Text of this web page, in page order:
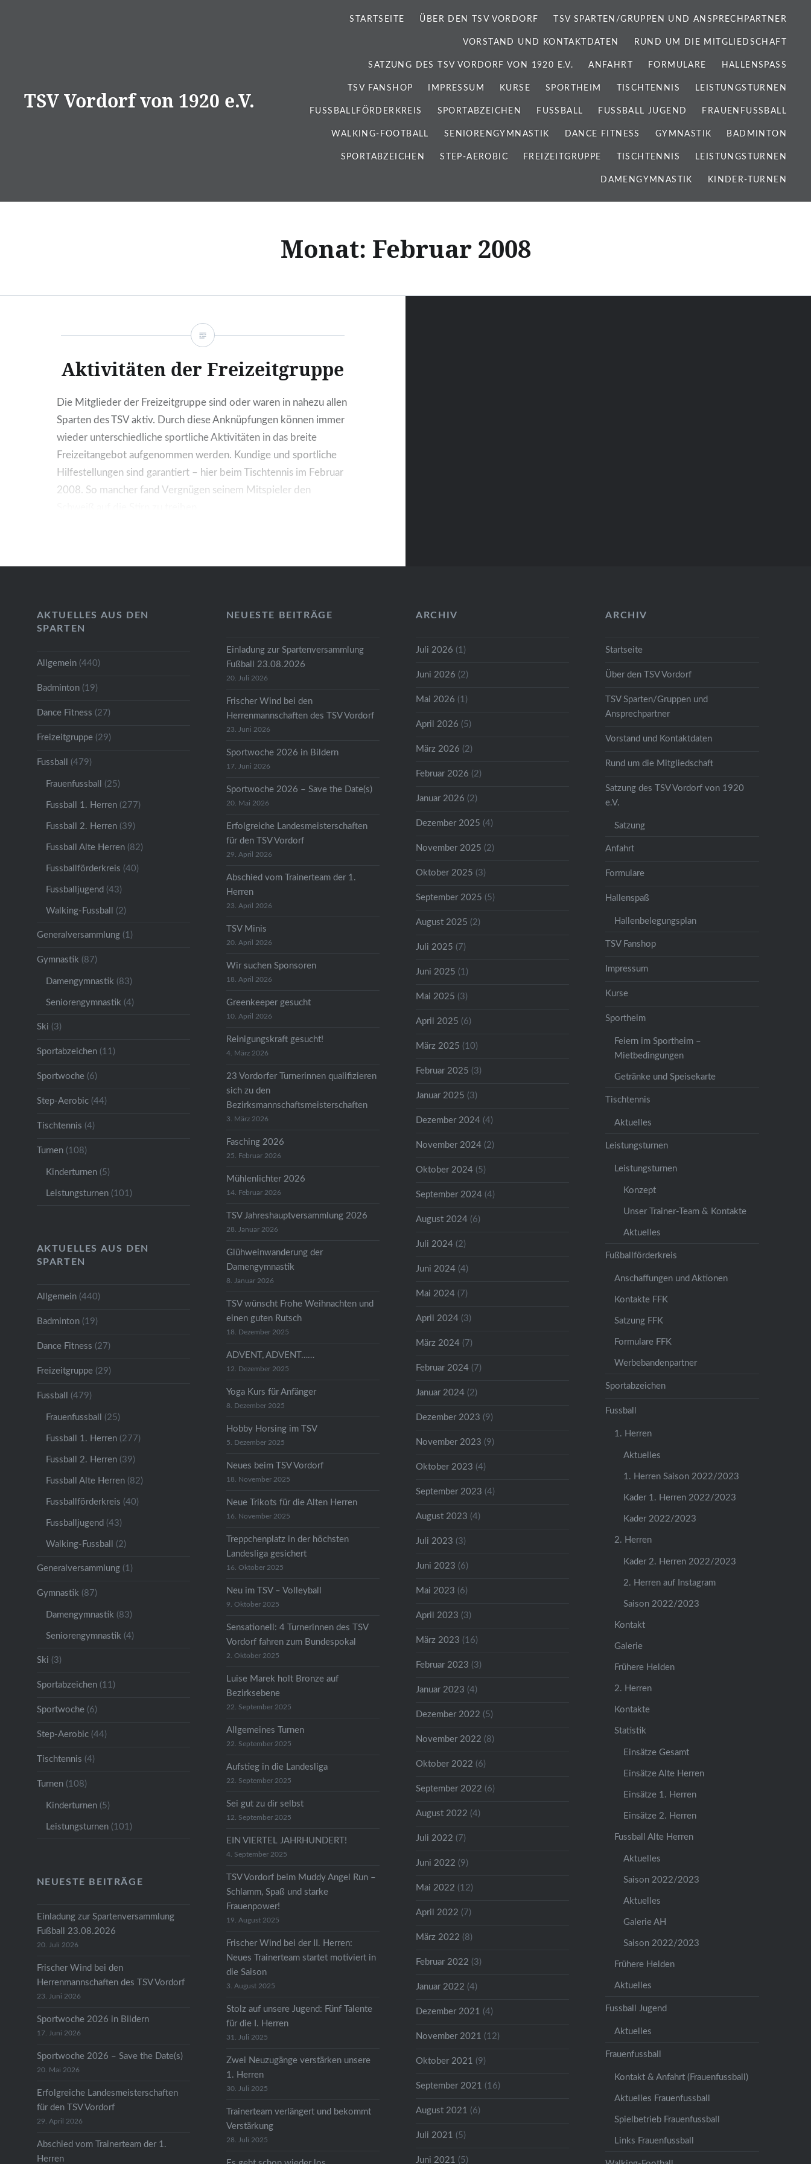
TSV Vordorf von 1920 e.V.
STARTSEITE ÜBER DEN TSV VORDORF TSV SPARTEN/GRUPPEN UND ANSPRECHPARTNER
VORSTAND UND KONTAKTDATEN RUND UM DIE MITGLIEDSCHAFT
SATZUNG DES TSV VORDORF VON 1920 E.V. ANFAHRT FORMULARE HALLENSPASS
TSV FANSHOP IMPRESSUM KURSE SPORTHEIM TISCHTENNIS LEISTUNGSTURNEN
FUSSBALLFÖRDERKREIS SPORTABZEICHEN FUSSBALL FUSSBALL JUGEND FRAUENFUSSBALL
WALKING-FOOTBALL SENIORENGYMNASTIK DANCE FITNESS GYMNASTIK BADMINTON
SPORTABZEICHEN STEP-AEROBIC FREIZEITGRUPPE TISCHTENNIS LEISTUNGSTURNEN
DAMENGYMNASTIK KINDER-TURNEN
Monat: Februar 2008
Aktivitäten der Freizeitgruppe
Die Mitglieder der Freizeitgruppe sind oder waren in nahezu allen
Sparten des TSV aktiv. Durch diese Anknüpfungen können immer
wieder unterschiedliche sportliche Aktivitäten in das breite
Freizeitangebot aufgenommen werden. Kundige und sportliche
Hilfestellungen sind garantiert – hier beim Tischtennis im Februar
2008. So mancher fand Vergnügen seinem Mitspieler den
AKTUELLES AUS DEN
SPARTEN
Allgemein(440)
Badminton(19)
Dance Fitness (27)
Freizeitgruppe(29)
Fussball (479)
Frauenfussball (25)
Fussball 1. Herren(277)
Fussball 2. Herren(39)
Fussball Alte Herren(82)
Fussballförderkreis (40)
Fussballjugend (43)
Walking-Fussball (2)
Generalversammlung(1)
Gymnastik (87)
Damengymnastik (83)
Seniorengymnastik (4)
Ski (3)
Sportabzeichen(11)
Sportwoche(6)
Step-Aerobic(44)
Tischtennis (4)
Turnen(108)
Kinderturnen(5)
Leistungsturnen(101)
NEUESTE BEITRÄGE
Einladung zur Spartenversammlung
Fußball 23.08.2026
20. Juli 2026
Frischer Wind bei den
Herrenmannschaften des TSV Vordorf
23. Juni 2026
Sportwoche 2026 in Bildern
17. Juni 2026
Sportwoche 2026 – Save the Date(s)
20. Mai 2026
Erfolgreiche Landesmeisterschaften
für den TSV Vordorf
29. April 2026
Abschied vom Trainerteam der 1.
Herren
23. April 2026
TSV Minis
20. April 2026
Wir suchen Sponsoren
18. April 2026
Greenkeeper gesucht
10. April 2026
Reinigungskraft gesucht!
4. März 2026
23 Vordorfer Turnerinnen qualifizieren
sich zu den
Bezirksmannschaftsmeisterschaften
3. März 2026
Fasching 2026
25. Februar 2026
Mühlenlichter 2026
14. Februar 2026
TSV Jahreshauptversammlung 2026
28. Januar 2026
Glühweinwanderung der
Damengymnastik
8. Januar 2026
TSV wünscht Frohe Weihnachten und
einen guten Rutsch
18. Dezember 2025
ADVENT, ADVENT……
12. Dezember 2025
Yoga Kurs für Anfänger
8. Dezember 2025
Hobby Horsing im TSV
5. Dezember 2025
Neues beim TSV Vordorf
18. November 2025
Neue Trikots für die Alten Herren
16. November 2025
Treppchenplatz in der höchsten
Landesliga gesichert
16. Oktober 2025
Neu im TSV – Volleyball
9. Oktober 2025
Sensationell: 4 Turnerinnen des TSV
Vordorf fahren zum Bundespokal
2. Oktober 2025
Luise Marek holt Bronze auf
Bezirksebene
22. September 2025
Allgemeines Turnen
22. September 2025
Aufstieg in die Landesliga
22. September 2025
Sei gut zu dir selbst
12. September 2025
EIN VIERTEL JAHRHUNDERT!
4. September 2025
TSV Vordorf beim Muddy Angel Run –
Schlamm, Spaß und starke
Frauenpower!
19. August 2025
Frischer Wind bei der II. Herren:
Neues Trainerteam startet motiviert in
die Saison
3. August 2025
Stolz auf unsere Jugend: Fünf Talente
für die I. Herren
31. Juli 2025
Zwei Neuzugänge verstärken unsere
1. Herren
30. Juli 2025
Trainerteam verlängert und bekommt
Verstärkung
28. Juli 2025
ARCHIV
Juli 2026 (1)
Juni 2026 (2)
Mai 2026 (1)
April 2026 (5)
März 2026 (2)
Februar 2026 (2)
Januar 2026 (2)
Dezember 2025 (4)
November 2025 (2)
Oktober 2025 (3)
September 2025 (5)
August 2025 (2)
Juli 2025 (7)
Juni 2025 (1)
Mai 2025 (3)
April 2025 (6)
März 2025 (10)
Februar 2025 (3)
Januar 2025 (3)
Dezember 2024 (4)
November 2024 (2)
Oktober 2024 (5)
September 2024 (4)
August 2024 (6)
Juli 2024 (2)
Juni 2024 (4)
Mai 2024 (7)
April 2024 (3)
März 2024 (7)
Februar 2024 (7)
Januar 2024 (2)
Dezember 2023 (9)
November 2023 (9)
Oktober 2023 (4)
September 2023 (4)
August 2023 (4)
Juli 2023 (3)
Juni 2023 (6)
Mai 2023 (6)
April 2023 (3)
März 2023 (16)
Februar 2023 (3)
Januar 2023 (4)
Dezember 2022 (5)
November 2022 (8)
Oktober 2022 (6)
September 2022 (6)
August 2022 (4)
Juli 2022 (7)
Juni 2022 (9)
Mai 2022 (12)
April 2022 (7)
März 2022 (8)
Februar 2022 (3)
Januar 2022 (4)
Dezember 2021 (4)
November 2021 (12)
Oktober 2021 (9)
September 2021 (16)
August 2021 (6)
Juli 2021 (5)
Juni 2021 (5)
ARCHIV
Startseite
Über den TSV Vordorf
TSV Sparten/Gruppen und
Ansprechpartner
Vorstand und Kontaktdaten
Rund um die Mitgliedschaft
Satzung des TSV Vordorf von 1920
e.V.
Satzung
Anfahrt
Formulare
Hallenspaß
Hallenbelegungsplan
TSV Fanshop
Impressum
Kurse
Sportheim
Feiern im Sportheim –
Mietbedingungen
Getränke und Speisekarte
Tischtennis
Aktuelles
Leistungsturnen
Leistungsturnen
Konzept
Unser Trainer-Team & Kontakte
Aktuelles
Fußballförderkreis
Anschaffungen und Aktionen
Kontakte FFK
Satzung FFK
Formulare FFK
Werbebandenpartner
Sportabzeichen
Fussball
1. Herren
Aktuelles
1. Herren Saison 2022/2023
Kader 1. Herren 2022/2023
Kader 2022/2023
2. Herren
Kader 2. Herren 2022/2023
2. Herren auf Instagram
Saison 2022/2023
Kontakt
Galerie
Frühere Helden
2. Herren
Kontakte
Statistik
Einsätze Gesamt
Einsätze Alte Herren
Einsätze 1. Herren
Einsätze 2. Herren
Fussball Alte Herren
Aktuelles
Saison 2022/2023
Aktuelles
Galerie AH
Saison 2022/2023
Frühere Helden
Aktuelles
Fussball Jugend
Aktuelles
Frauenfussball
Kontakt & Anfahrt (Frauenfussball)
Aktuelles Frauenfussball
Spielbetrieb Frauenfussball
Links Frauenfussball
AKTUELLES AUS DEN
SPARTEN
Allgemein(440)
Badminton(19)
Dance Fitness (27)
Freizeitgruppe(29)
Fussball (479)
Frauenfussball (25)
Fussball 1. Herren(277)
Fussball 2. Herren(39)
Fussball Alte Herren(82)
Fussballförderkreis (40)
Fussballjugend (43)
Walking-Fussball (2)
Generalversammlung(1)
Gymnastik (87)
Damengymnastik (83)
Seniorengymnastik (4)
Ski (3)
Sportabzeichen(11)
Sportwoche(6)
Step-Aerobic(44)
Tischtennis (4)
Turnen(108)
Kinderturnen(5)
Leistungsturnen(101)
NEUESTE BEITRÄGE
Einladung zur Spartenversammlung
Fußball 23.08.2026
20. Juli 2026
Frischer Wind bei den
Herrenmannschaften des TSV Vordorf
23. Juni 2026
Sportwoche 2026 in Bildern
17. Juni 2026
Sportwoche 2026 – Save the Date(s)
20. Mai 2026
Erfolgreiche Landesmeisterschaften
für den TSV Vordorf
29. April 2026
Abschied vom Trainerteam der 1.
Herren